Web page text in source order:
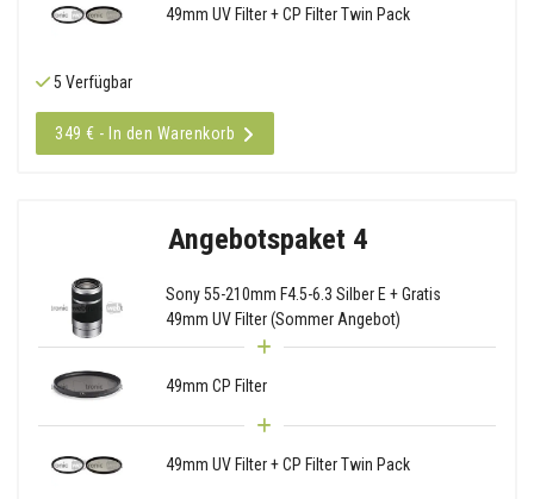
49mm UV Filter + CP Filter Twin Pack
5 Verfügbar
349 € - In den Warenkorb
Angebotspaket 4
Sony 55-210mm F4.5-6.3 Silber E + Gratis
49mm UV Filter (Sommer Angebot)
49mm CP Filter
49mm UV Filter + CP Filter Twin Pack